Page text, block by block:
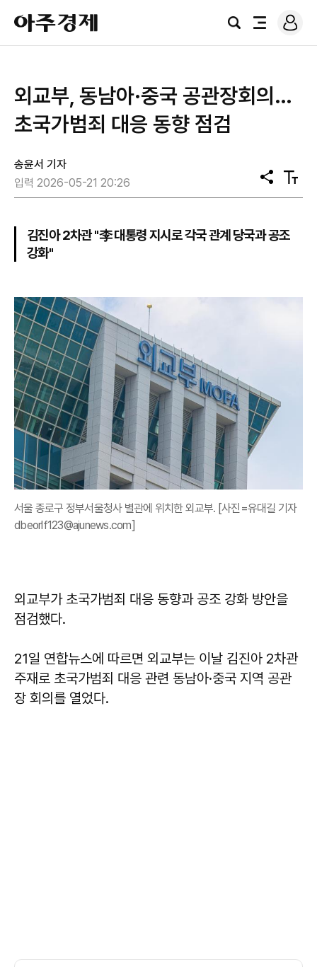
아
주
경
검
전
로
그
외교부, 동남아·중국 공관장회의…
초국가범죄 대응 동향 점검
송윤서 기자
입력 2026-05-21 20:26
공
유
텍
스
김진아 2차관 "李 대통령 지시로 각국 관계 당국과 공조
강화"
서울 종로구 정부서울청사 별관에 위치한 외교부. [사진=유대길 기자
dbeorlf123@ajunews.com]
외교부가 초국가범죄 대응 동향과 공조 강화 방안을
점검했다.
21일 연합뉴스에 따르면 외교부는 이날 김진아 2차관
주재로 초국가범죄 대응 관련 동남아·중국 지역 공관
장 회의를 열었다.